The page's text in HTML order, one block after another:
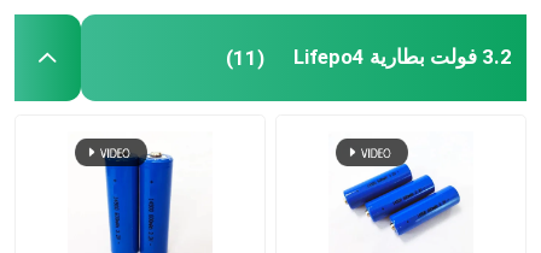
3.2 فولت بطارية Lifepo4 (11)